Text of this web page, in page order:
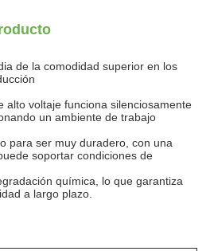
de la comodidad superior en los
alto voltaje funciona silenciosamente
un ambiente de trabajo
para ser muy duradero, con una
soportar condiciones de
química, lo que garantiza
a largo plazo.